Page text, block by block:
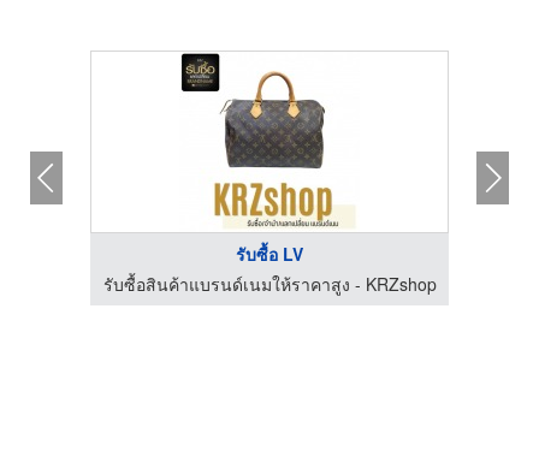
รับซื้อ LV
รับซื้อสินค้าแบรนด์เนมให้ราคาสูง - KRZshop